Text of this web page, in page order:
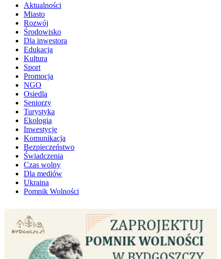
Aktualności
Miasto
Rozwój
Środowisko
Dla inwestora
Edukacja
Kultura
Sport
Promocja
NGO
Osiedla
Seniorzy
Turystyka
Ekologia
Inwestycje
Komunikacja
Bezpieczeństwo
Świadczenia
Czas wolny
Dla mediów
Ukraina
Pomnik Wolności